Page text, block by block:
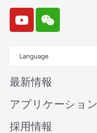
Y
o
u
b
e
W
e
i
n
Language
最新情報
アプリケーション
採用情報